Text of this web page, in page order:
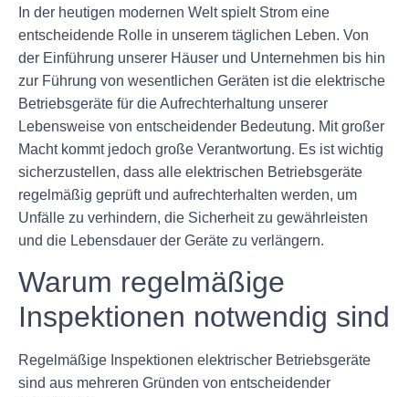
In der heutigen modernen Welt spielt Strom eine
entscheidende Rolle in unserem täglichen Leben. Von
der Einführung unserer Häuser und Unternehmen bis hin
zur Führung von wesentlichen Geräten ist die elektrische
Betriebsgeräte für die Aufrechterhaltung unserer
Lebensweise von entscheidender Bedeutung. Mit großer
Macht kommt jedoch große Verantwortung. Es ist wichtig
sicherzustellen, dass alle elektrischen Betriebsgeräte
regelmäßig geprüft und aufrechterhalten werden, um
Unfälle zu verhindern, die Sicherheit zu gewährleisten
und die Lebensdauer der Geräte zu verlängern.
Warum regelmäßige
Inspektionen notwendig sind
Regelmäßige Inspektionen elektrischer Betriebsgeräte
sind aus mehreren Gründen von entscheidender